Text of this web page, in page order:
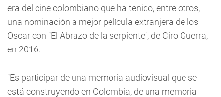
era del cine colombiano que ha tenido, entre otros,
una nominación a mejor película extranjera de los
Oscar con "El Abrazo de la serpiente", de Ciro Guerra,
en 2016.
"Es participar de una memoria audiovisual que se
está construyendo en Colombia, de una memoria